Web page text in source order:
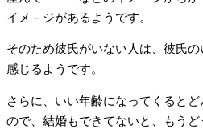
イメ－ジがあるようです。
そのため彼氏がいない人は、彼氏
感じるようです。
さらに、いい年齢になってくると
ので、結婚もできてないと、もう